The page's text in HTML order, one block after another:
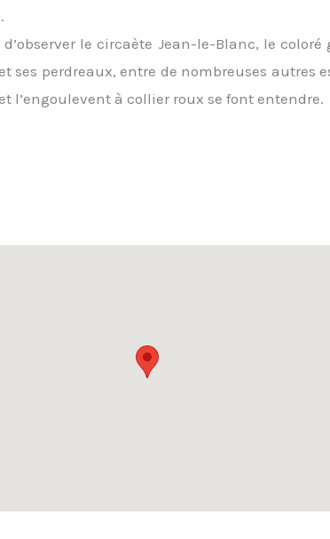
le circaète Jean-le-Blanc, le coloré
ses perdreaux, entre de nombreuses autres
l’engoulevent à collier roux se font entendre.